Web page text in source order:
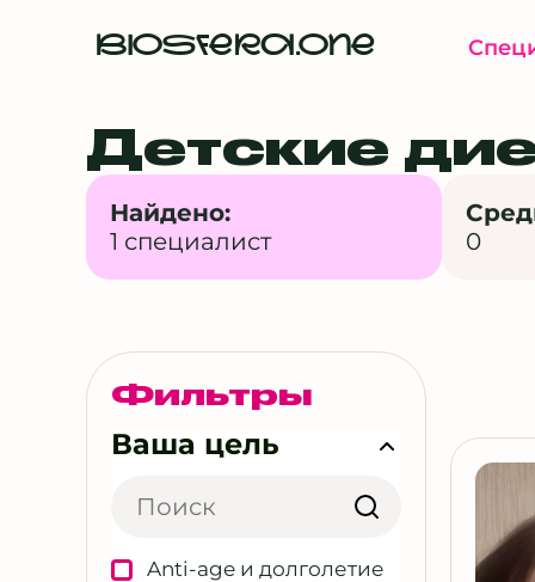
BIOSFERA.ONE
Детские
Найдено:
1 специалист
0
Фильтры
Ваша цель
Anti-age и долголетие